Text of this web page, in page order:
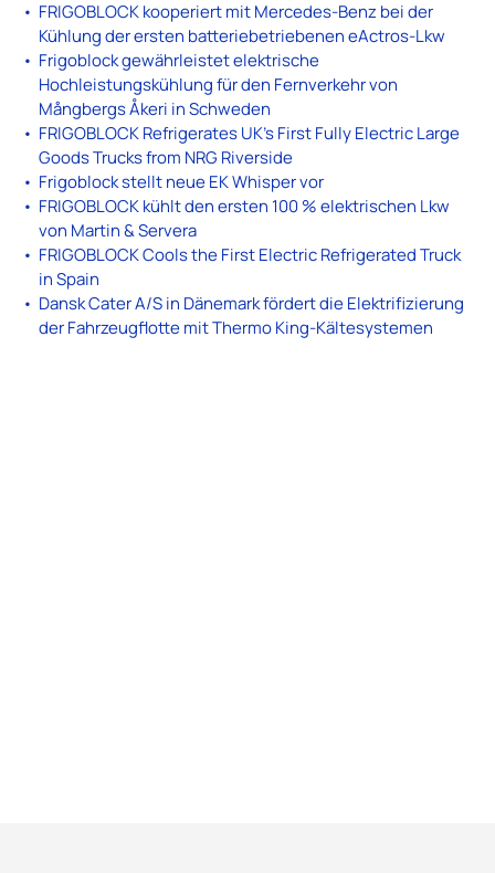
FRIGOBLOCK kooperiert mit Mercedes-Benz bei der
Kühlung der ersten batteriebetriebenen eActros-Lkw
Frigoblock gewährleistet elektrische
Hochleistungskühlung für den Fernverkehr von
Mångbergs Åkeri in Schweden
FRIGOBLOCK Refrigerates UK’s First Fully Electric Large
Goods Trucks from NRG Riverside
Frigoblock stellt neue EK Whisper vor
FRIGOBLOCK kühlt den ersten 100 % elektrischen Lkw
von Martin & Servera
FRIGOBLOCK Cools the First Electric Refrigerated Truck
in Spain
Dansk Cater A/S in Dänemark fördert die Elektrifizierung
der Fahrzeugflotte mit Thermo King-Kältesystemen